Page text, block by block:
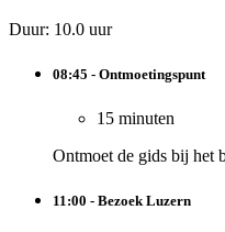
Duur: 10.0 uur
08:45 - Ontmoetingspunt
15 minuten
Ontmoet de gids bij het
11:00 - Bezoek Luzern